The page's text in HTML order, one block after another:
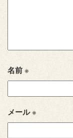
名前※
メール※